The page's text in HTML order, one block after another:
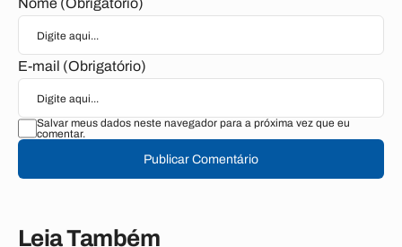
Nome (Obrigatório)
E-mail (Obrigatório)
Salvar meus dados neste navegador para a próxima vez que eu
comentar.
Publicar Comentário
Leia Também